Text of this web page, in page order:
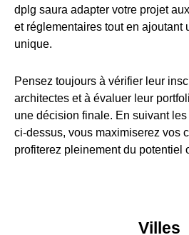
dplg saura adapter votre projet
et réglementaires tout en ajoutant
unique.
Pensez toujours à vérifier leur
architectes et à évaluer leur
une décision finale. En suivant
ci-dessus, vous maximiserez vos
profiterez pleinement du potentiel
Villes